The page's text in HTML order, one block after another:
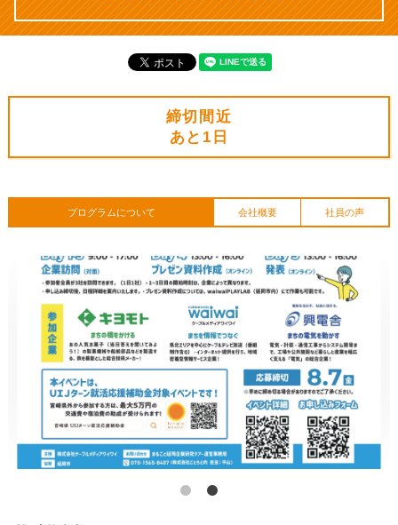
締切間近
あと 1日
プログラムについて 会社概要 社員の声